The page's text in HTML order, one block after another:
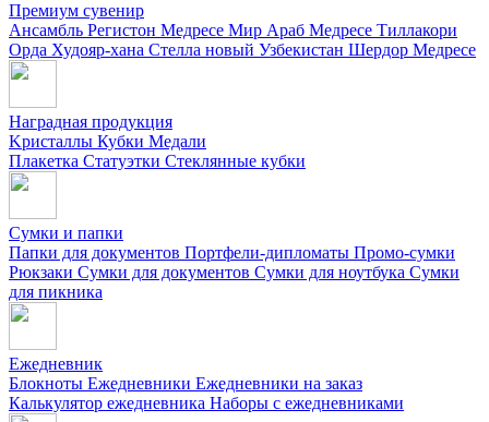
Премиум сувенир
Ансамбль Регистон Медресе Мир Араб Медресе Тиллакори
Орда Худояр-хана Стелла новый Узбекистан Шердор Медресе
Наградная продукция
Kристаллы Кубки Медали
Плакетка Статуэтки Стеклянные кубки
Сумки и папки
Папки для документов Портфели-дипломаты Промо-сумки
Рюкзаки Сумки для документов Сумки для ноутбука Сумки
для пикника
Ежедневник
Блокноты Ежедневники Ежедневники на заказ
Калькулятор ежедневника Наборы с ежедневниками